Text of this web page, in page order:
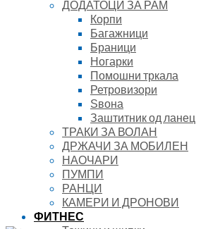
ДОДАТОЦИ ЗА РАМ
Корпи
Багажници
Браници
Ногарки
Помошни тркала
Ретровизори
Ѕвона
Заштитник од ланец
ТРАКИ ЗА ВОЛАН
ДРЖАЧИ ЗА МОБИЛЕН
НАОЧАРИ
ПУМПИ
РАНЦИ
КАМЕРИ И ДРОНОВИ
ФИТНЕС